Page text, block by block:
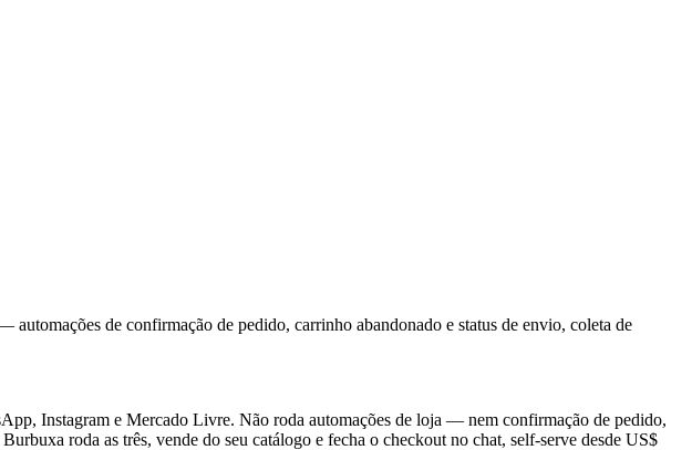
de confirmação de pedido, carrinho abandonado e status de envio, coleta de
Instagram e Mercado Livre. Não roda automações de loja — nem confirmação de pedido,
roda as três, vende do seu catálogo e fecha o checkout no chat, self-serve desde US$